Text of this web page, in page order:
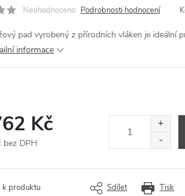
Neohodnoceno Podrobnosti hodnocení
pad vyrobený z přírodních vláken je ideální
informace
Kč
bez DPH
Tisk
k produktu Sdílet